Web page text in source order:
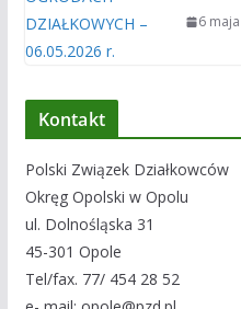
6
Kontakt
Polski Związek Działkowców
Okręg Opolski w Opolu
ul. Dolnośląska 31
45-301 Opole
Tel/fax. 77/ 454 28 52